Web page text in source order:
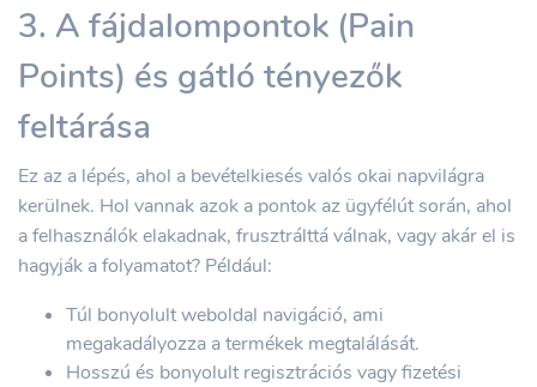
3. A fájdalompontok (Pain
Points) és gátló tényezők
feltárása
Ez az a lépés, ahol a bevételkiesés valós okai napvilágra
kerülnek. Hol vannak azok a pontok az ügyfélút során, ahol
a felhasználók elakadnak, frusztrálttá válnak, vagy akár el is
hagyják a folyamatot? Például:
Túl bonyolult weboldal navigáció, ami
megakadályozza a termékek megtalálását.
Hosszú és bonyolult regisztrációs vagy fizetési